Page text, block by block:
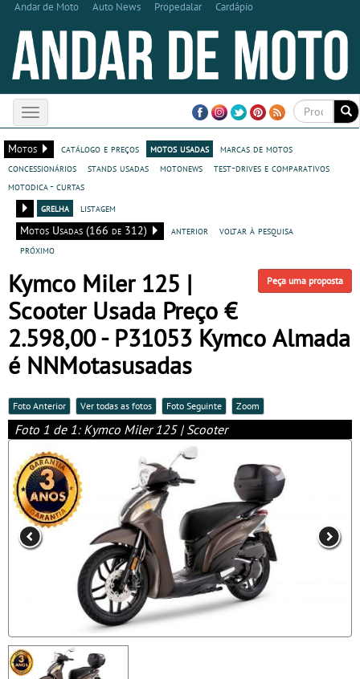
Andar de Moto Auto News Propedalar Cardápio
Toggle
navigation
Motos
catálogo e preços motos usadas
marcas de motos
concessionários
stands usadas motonews
test-drives e comparativos
motodica - curtas
grelha
listagem
Motos Usadas (166 de 312)
anterior
voltar à pesquisa
próximo
Peça uma proposta
Kymco Miler 125 |
Scooter Usada Preço €
2.598,00 - P31053 Kymco Almada
é NNMotasusadas
Foto Anterior Ver todas as fotos Foto Seguinte Zoom
Foto 1 de 1: Kymco Miler 125 | Scooter